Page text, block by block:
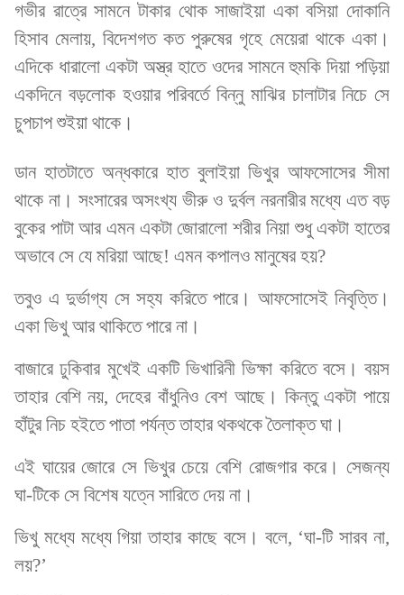
গভীর রাত্রে সামনে টাকার থোক সাজাইয়া একা বসিয়া দোকানি
হিসাব মেলায়, বিদেশগত কত পুরুষের গৃহে মেয়েরা থাকে একা।
এদিকে ধারালো একটা অস্ত্র হাতে ওদের সামনে হুমকি দিয়া পড়িয়া
একদিনে বড়লোক হওয়ার পরিবর্তে বিন্নু মাঝির চালাটার নিচে সে
চুপচাপ শুইয়া থাকে।
ডান হাতটাতে অন্ধকারে হাত বুলাইয়া ভিখুর আফসোসের সীমা
থাকে না। সংসারের অসংখ্য ভীরু ও দুর্বল নরনারীর মধ্যে এত বড়
বুকের পাটা আর এমন একটা জোরালো শরীর নিয়া শুধু একটা হাতের
অভাবে সে যে মরিয়া আছে! এমন কপালও মানুষের হয়?
তবুও এ দুর্ভাগ্য সে সহ্য করিতে পারে। আফসোসেই নিবৃত্তি।
একা ভিখু আর থাকিতে পারে না।
বাজারে ঢুকিবার মুখেই একটি ভিখারিনী ভিক্ষা করিতে বসে। বয়স
তাহার বেশি নয়, দেহের বাঁধুনিও বেশ আছে। কিন্তু একটা পায়ে
হাঁটুর নিচ হইতে পাতা পর্যন্ত তাহার থকথকে তৈলাক্ত ঘা।
এই ঘায়ের জোরে সে ভিখুর চেয়ে বেশি রোজগার করে। সেজন্য
ঘা-টিকে সে বিশেষ যত্নে সারিতে দেয় না।
ভিখু মধ্যে মধ্যে গিয়া তাহার কাছে বসে। বলে, ‘ঘা-টি সারব না,
লয়?’